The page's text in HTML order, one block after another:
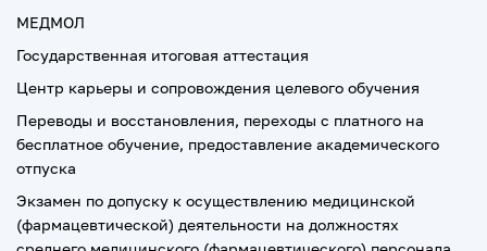
МЕДМОЛ
Государственная итоговая аттестация
Центр карьеры и сопровождения целевого обучения
Переводы и восстановления, переходы с платного на
бесплатное обучение, предоставление академического
отпуска
Экзамен по допуску к осуществлению медицинской
(фармацевтической) деятельности на должностях